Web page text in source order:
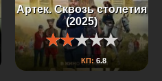
Артек. Сквозь столетия
(2025)
КП: 6.8